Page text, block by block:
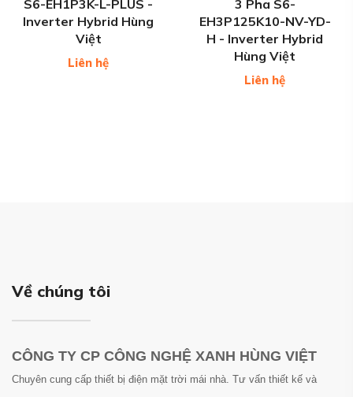
S6-EH1P3K-L-PLUS -
Inverter Hybrid Hùng
Việt
Liên hệ
3 Pha S6-
EH3P125K10-NV-YD-
H - Inverter Hybrid
Hùng Việt
Liên hệ
Về chúng tôi
CÔNG TY CP CÔNG NGHỆ XANH HÙNG VIỆT
Chuyên cung cấp thiết bị điện mặt trời mái nhà. Tư vấn thiết kế và